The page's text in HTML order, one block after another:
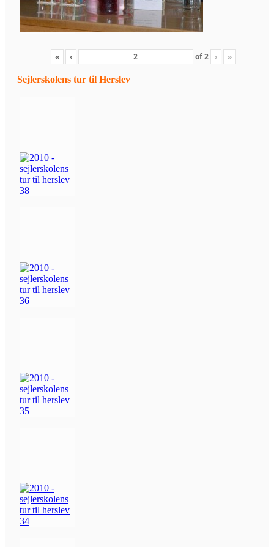
« ‹ of2 › »
Sejlerskolens tur til Herslev